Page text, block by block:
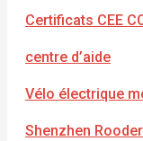
Certificats CEE
centre d’aide
Vélo électrique
Shenzhen